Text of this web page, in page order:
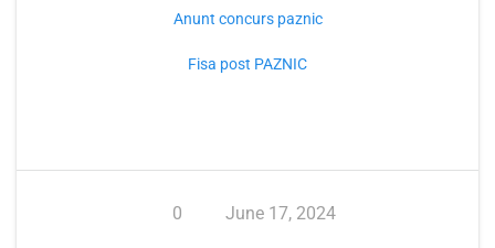
Anunt concurs paznic
Fisa post PAZNIC
0 June 17, 2024